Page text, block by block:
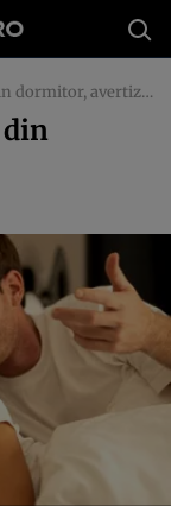
un psihoterapeut
din